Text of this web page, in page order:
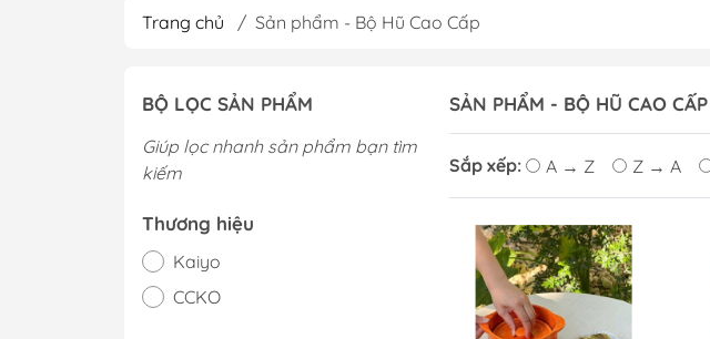
Trang chủ / Sản phẩm - Bộ Hũ Cao Cấp
SẢN PHẨM - BỘ HŨ CAO CẤP
Sắp xếp: A → Z Z → A
BỘ LỌC SẢN PHẨM
Giúp lọc nhanh sản phẩm bạn tìm
kiếm
Thương hiệu
Kaiyo
CCKO